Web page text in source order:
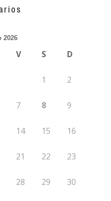
2026
V S D
1 2
7 8 9
14 15 16
21 22 23
28 29 30